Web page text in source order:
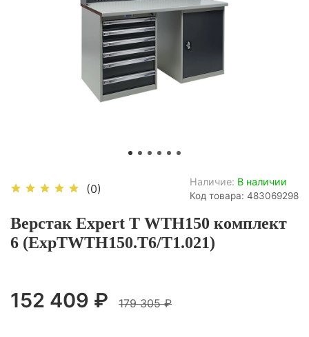
(0)
Наличие: В наличии
Код товара: 483069298
Верстак Expert T WTH150 комплект
6 (ExpTWTH150.T6/T1.021)
152 409 ₽ 179 305 ₽